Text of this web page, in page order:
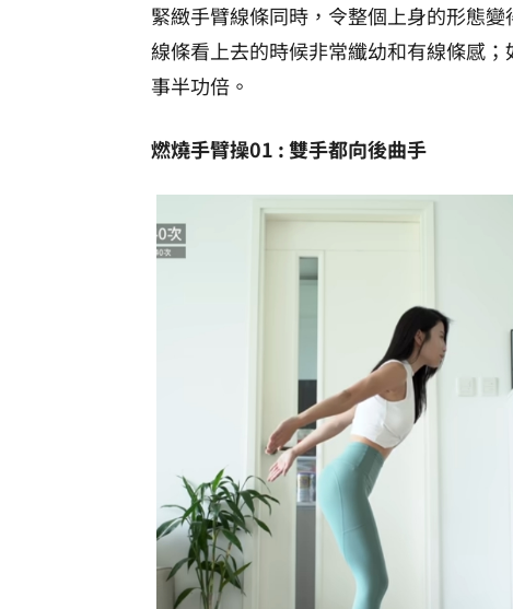
緊緻手臂線條同時，令整個上身的形態變
線條看上去的時候非常纖幼和有線條感
事半功倍。
燃燒手臂操01 : 雙手都向後曲手